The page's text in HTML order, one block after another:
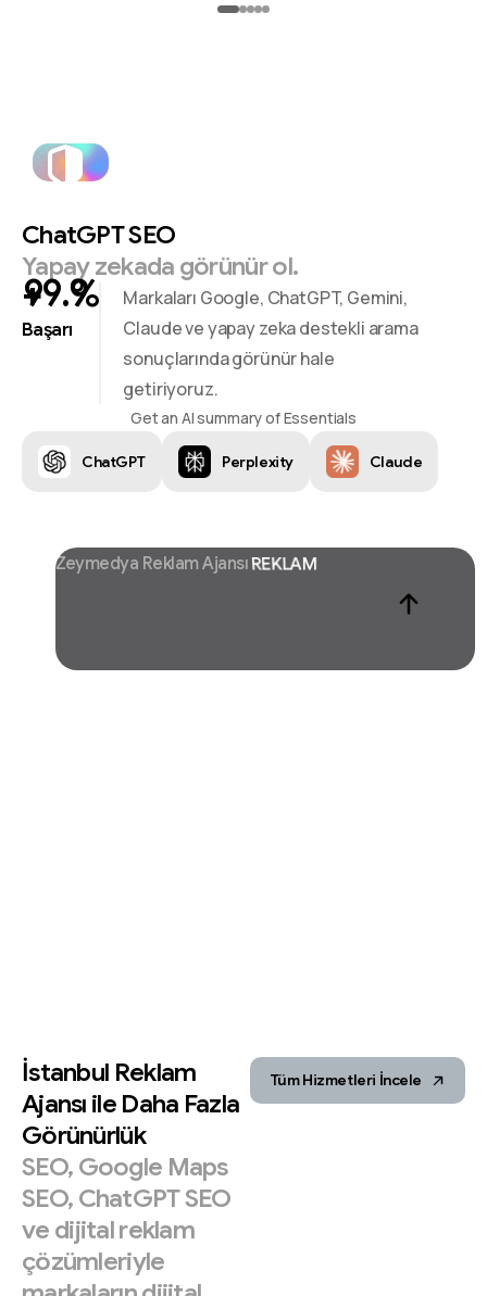
ChatGPTSEO
Yapayzekada görünürol.
+ %
Başarı
Markaları Google, ChatGPT, Gemini,
Claude ve yapay zeka destekli arama
sonuçlarında görünür hale
getiriyoruz.
Get an AI summary of Essentials
ChatGPT Perplexity Claude
Zeymedya Reklam AjansıCHATGPT SEO
İstanbul Reklam
Ajansı ile Daha Fazla
Görünürlük
SEO, Google Maps
SEO, ChatGPTSEO
ve dijitalreklam
çözümleriyle
Tüm Hizmetleri İncele